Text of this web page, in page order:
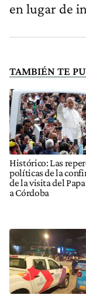
en lugar de
TAMBIÉN TE
Histórico: Las
políticas de la
de la visita del
a Córdoba